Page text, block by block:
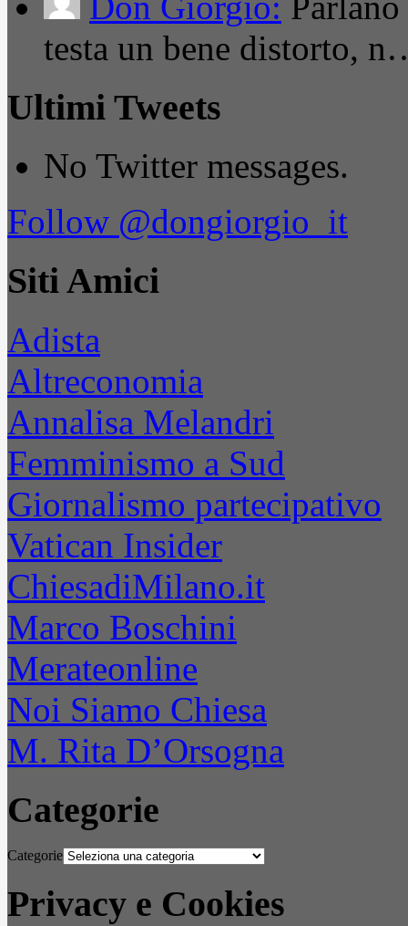
testa un bene distorto,
Ultimi Tweets
No Twitter messages.
Follow @dongiorgio_it
Siti Amici
Adista
Altreconomia
Annalisa Melandri
Femminismo a Sud
Giornalismo partecipativo
Vatican Insider
ChiesadiMilano.it
Marco Boschini
Merateonline
Noi Siamo Chiesa
M. Rita D’Orsogna
Categorie
Categorie
Privacy e Cookies